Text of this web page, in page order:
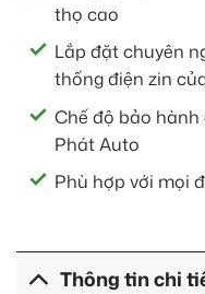
thọ cao
Lắp đặt chuyên
thống điện zin
Chế độ bảo
Phát Auto
Phù hợp với mọi
Thông tin chi